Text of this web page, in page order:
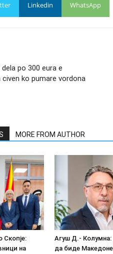
Linkedin WhatsApp
po 300 eura e
ko pumare vordona
MORE FROM AUTHOR
Скопје:
на
Агуш Д.- Колумна:
да биде